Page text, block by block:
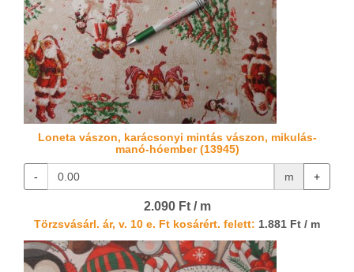
Loneta vászon, karácsonyi mintás vászon, mikulás-
manó-hóember (13945)
- m +
2.090 Ft / m
Törzsvásárl. ár, v. 10 e. Ft kosárért. felett: 1.881 Ft / m